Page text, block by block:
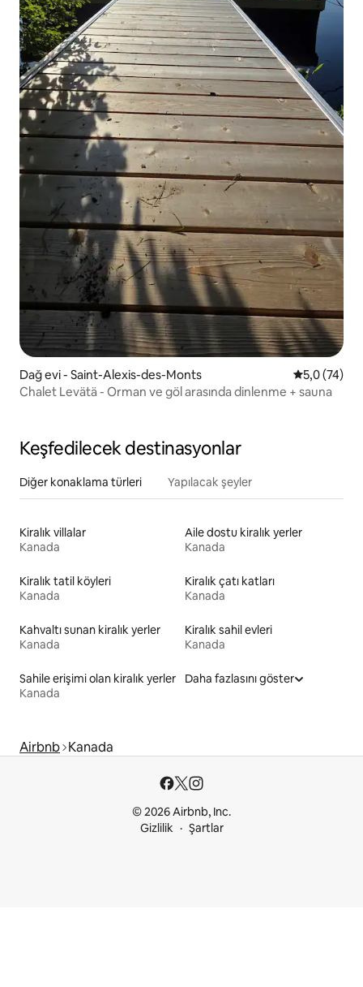
Dağ evi - Saint-Alexis-des-Monts 5 üzerinden
5,0 (74)
Chalet Levätä - Orman ve göl arasında dinlenme + sauna
Keşfedilecek destinasyonlar
Diğer konaklama türleri Yapılacak şeyler
Kiralık villalar
Kanada
Aile dostu kiralık yerler
Kanada
Kiralık tatil köyleri
Kanada
Kiralık çatı katları
Kanada
Kahvaltı sunan kiralık yerler
Kanada
Kiralık sahil evleri
Kanada
Sahile erişimi olan kiralık yerler
Kanada
Daha fazlasını göster
Airbnb Kanada
© 2026 Airbnb, Inc.
Gizlilik
Şartlar